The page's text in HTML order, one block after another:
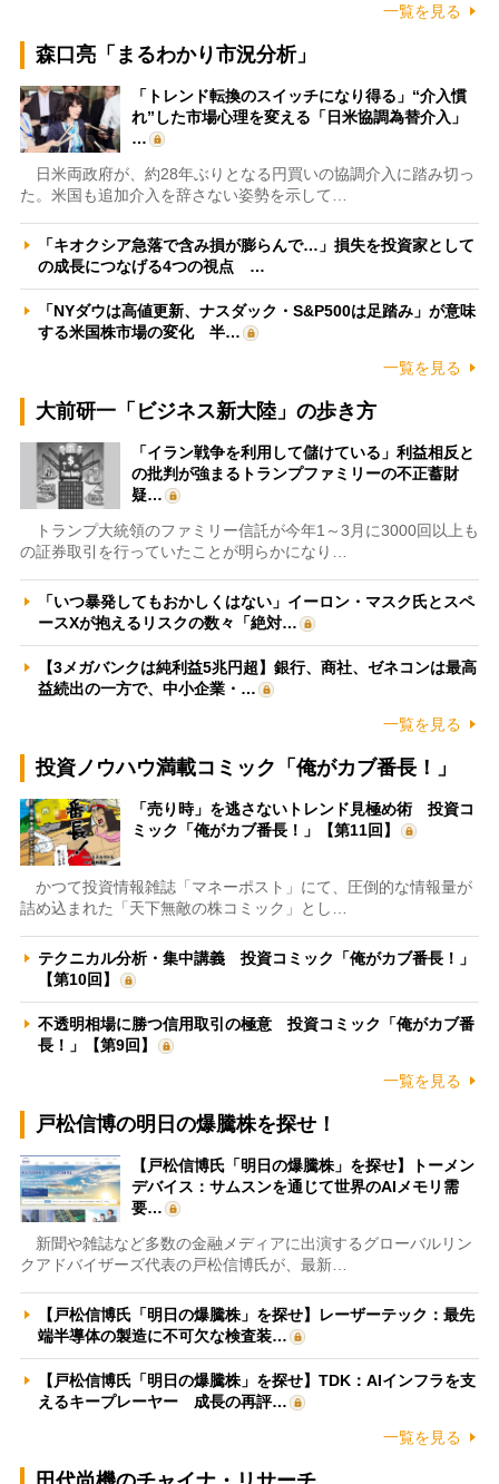
一覧を見る
森口亮「まるわかり市況分析」
「トレンド転換のスイッチになり得る」“介入慣
れ”した市場心理を変える「日米協調為替介入」
…
日米両政府が、約28年ぶりとなる円買いの協調介入に踏み切っ
た。米国も追加介入を辞さない姿勢を示して…
「キオクシア急落で含み損が膨らんで…」損失を投資家として
の成長につなげる4つの視点 …
「NYダウは高値更新、ナスダック・S&P500は足踏み」が意味
する米国株市場の変化 半…
一覧を見る
大前研一「ビジネス新大陸」の歩き方
「イラン戦争を利用して儲けている」利益相反と
の批判が強まるトランプファミリーの不正蓄財
疑…
トランプ大統領のファミリー信託が今年1～3月に3000回以上も
の証券取引を行っていたことが明らかになり…
「いつ暴発してもおかしくはない」イーロン・マスク氏とスペ
ースXが抱えるリスクの数々「絶対…
【3メガバンクは純利益5兆円超】銀行、商社、ゼネコンは最高
益続出の一方で、中小企業・…
一覧を見る
投資ノウハウ満載コミック「俺がカブ番長！」
「売り時」を逃さないトレンド見極め術 投資コ
ミック「俺がカブ番長！」【第11回】
かつて投資情報雑誌「マネーポスト」にて、圧倒的な情報量が
詰め込まれた「天下無敵の株コミック」とし…
テクニカル分析・集中講義 投資コミック「俺がカブ番長！」
【第10回】
不透明相場に勝つ信用取引の極意 投資コミック「俺がカブ番
長！」【第9回】
一覧を見る
戸松信博の明日の爆騰株を探せ！
【戸松信博氏「明日の爆騰株」を探せ】トーメン
デバイス：サムスンを通じて世界のAIメモリ需
要…
新聞や雑誌など多数の金融メディアに出演するグローバルリン
クアドバイザーズ代表の戸松信博氏が、最新…
【戸松信博氏「明日の爆騰株」を探せ】レーザーテック：最先
端半導体の製造に不可欠な検査装…
【戸松信博氏「明日の爆騰株」を探せ】TDK：AIインフラを支
えるキープレーヤー 成長の再評…
一覧を見る